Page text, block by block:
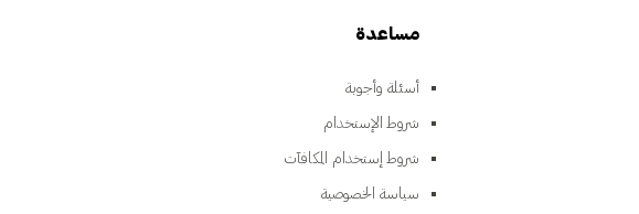
مساعدة
أسئلة وأجوبة
شروط الإستخدام
شروط إستخدام المكافآت
سياسة الخصوصية